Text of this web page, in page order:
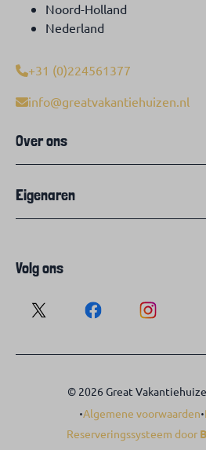
Noord-Holland
Nederland
+31 (0)224561377
info@greatvakantiehuizen.nl
Over ons
Eigenaren
Volg ons
© 2026 Great
·Algemene voorwaarden·
Reserveringssysteem door